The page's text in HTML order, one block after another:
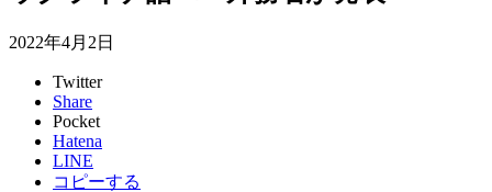
2022年4月2日
Twitter
Share
Pocket
Hatena
LINE
コピーする